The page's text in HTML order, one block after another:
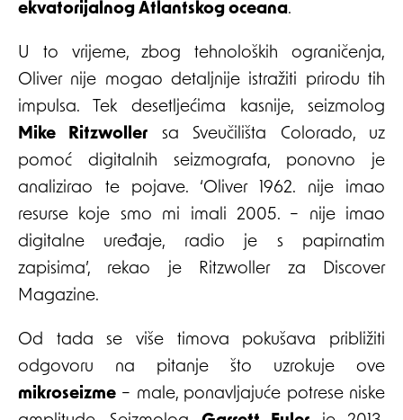
ekvatorijalnog Atlantskog oceana.
U to vrijeme, zbog tehnoloških ograničenja,
Oliver nije mogao detaljnije istražiti prirodu tih
impulsa. Tek desetljećima kasnije, seizmolog
Mike Ritzwoller sa Sveučilišta Colorado, uz
pomoć digitalnih seizmografa, ponovno je
analizirao te pojave. ‘Oliver 1962. nije imao
resurse koje smo mi imali 2005. – nije imao
digitalne uređaje, radio je s papirnatim
zapisima’, rekao je Ritzwoller za Discover
Magazine.
Od tada se više timova pokušava približiti
odgovoru na pitanje što uzrokuje ove
mikroseizme – male, ponavljajuće potrese niske